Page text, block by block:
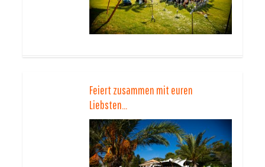
Feiert zusammen mit euren
Liebsten…